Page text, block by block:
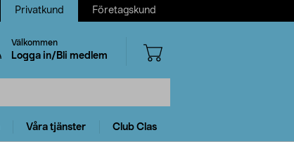
Privatkund Företagskund
Välkommen
Logga in/Bli medlem
Våra tjänster Club Clas